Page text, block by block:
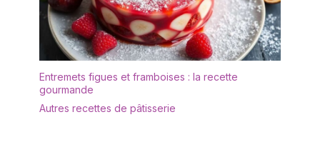
Entremets figues et framboises : la recette
gourmande
Autres recettes de pâtisserie